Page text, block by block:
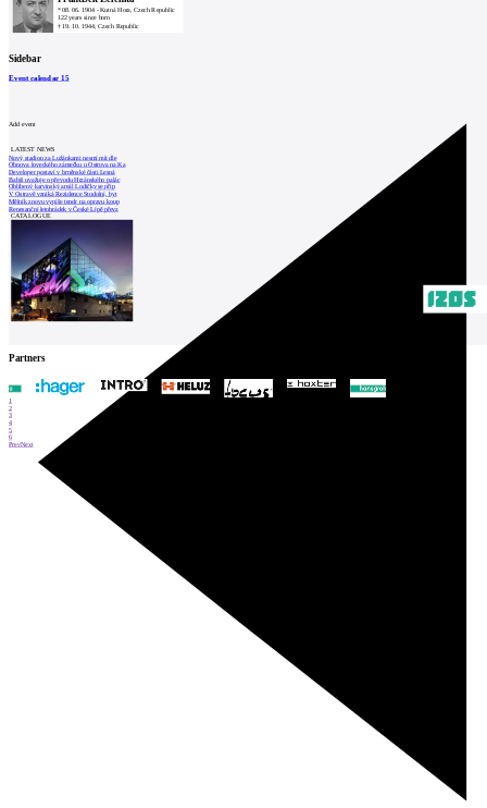
*08. 06. 1904 -Kutná Hora, Czech Republic
122 years since born
† 19. 10. 1944, Czech Republic
Sidebar
Event calendar15
Add event
LATEST NEWS
Nový stadion za Lužánkami nesmí mít dle
Obnova loveckého zámečku u Ostrova na Ka
Developer postaví v brněnské části Lesná
Babiš uvažuje o převodu Hrzánského palác
Oblíbený karvinský areál Lodičky se přip
V Ostravě vzniká Rezidence Stodolní, byt
Mělník znovu vypíše tendr na opravu koup
Renesanční letohrádek v České Lípě převz
CATALOGUE
Partners
1
2
3
4
5
6
PrevNext